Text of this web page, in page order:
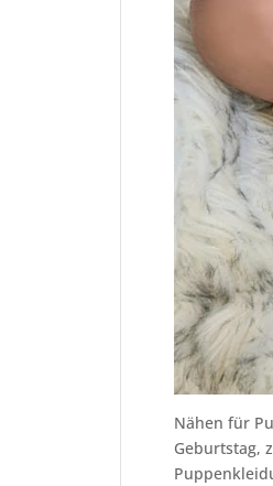
Nähen für
Geburtstag,